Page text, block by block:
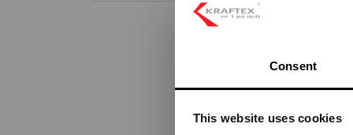
Consent
This website uses cookies